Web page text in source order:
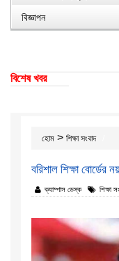
বিজ্ঞাপন
বিশেষ খবর
হোম > শিক্ষা সংবাদ
বরিশাল শিক্ষা বোর্ডের
ক্যাম্পাস ডেস্ক শিক্ষা